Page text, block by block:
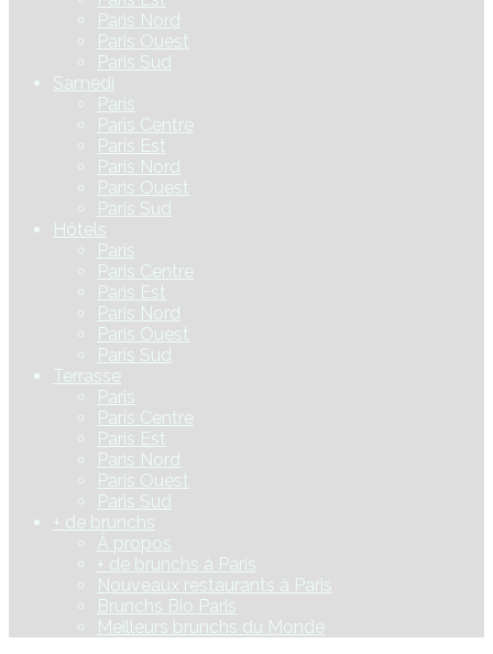
Paris Nord
Paris Ouest
Paris Sud
Samedi
Paris
Paris Centre
Paris Est
Paris Nord
Paris Ouest
Paris Sud
Hôtels
Paris
Paris Centre
Paris Est
Paris Nord
Paris Ouest
Paris Sud
Terrasse
Paris
Paris Centre
Paris Est
Paris Nord
Paris Ouest
Paris Sud
+ de brunchs
À propos
+ de brunchs à Paris
Nouveaux restaurants à Paris
Brunchs Bio Paris
Meilleurs brunchs du Monde